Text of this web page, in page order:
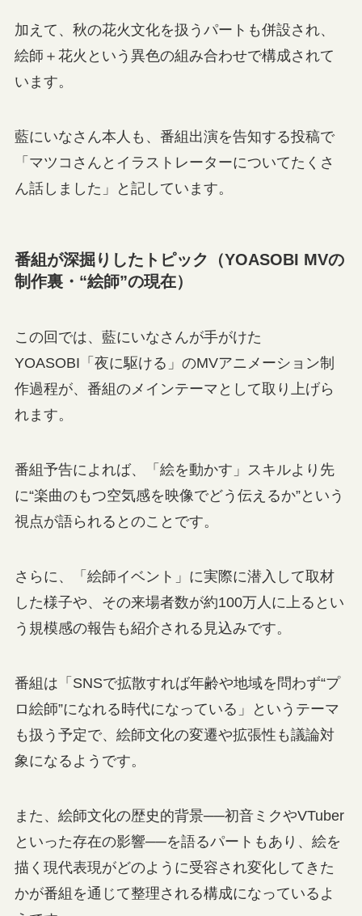
加えて、秋の花火文化を扱うパートも併設され、
絵師＋花火という異色の組み合わせで構成されて
います。
藍にいなさん本人も、番組出演を告知する投稿で
「マツコさんとイラストレーターについてたくさ
ん話しました」と記しています。
番組が深掘りしたトピック（YOASOBI MVの
制作裏・“絵師”の現在）
この回では、藍にいなさんが手がけた
YOASOBI「夜に駆ける」のMVアニメーション制
作過程が、番組のメインテーマとして取り上げら
れます。
番組予告によれば、「絵を動かす」スキルより先
に“楽曲のもつ空気感を映像でどう伝えるか”という
視点が語られるとのことです。
さらに、「絵師イベント」に実際に潜入して取材
した様子や、その来場者数が約100万人に上るとい
う規模感の報告も紹介される見込みです。
番組は「SNSで拡散すれば年齢や地域を問わず“プ
ロ絵師”になれる時代になっている」というテーマ
も扱う予定で、絵師文化の変遷や拡張性も議論対
象になるようです。
また、絵師文化の歴史的背景──初音ミクやVTuber
といった存在の影響──を語るパートもあり、絵を
描く現代表現がどのように受容され変化してきた
かが番組を通じて整理される構成になっているよ